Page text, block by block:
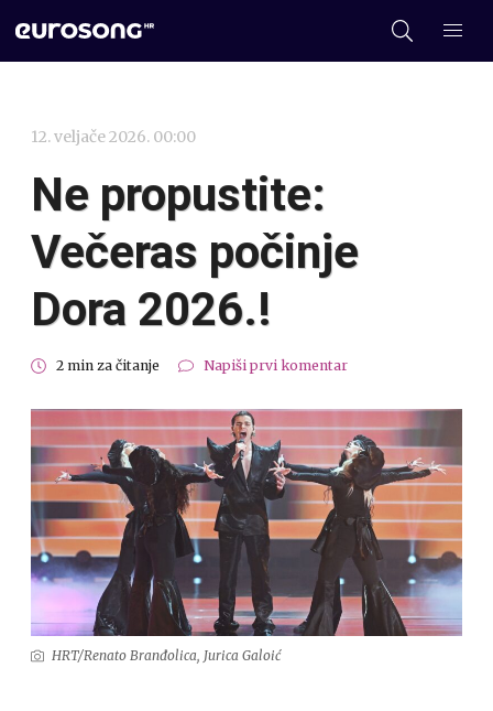
12. veljače 2026. 00:00
Ne propustite:
Večeras počinje
Dora 2026.!
2 min za čitanje Napiši prvi komentar
HRT/Renato Branđolica, Jurica Galoić